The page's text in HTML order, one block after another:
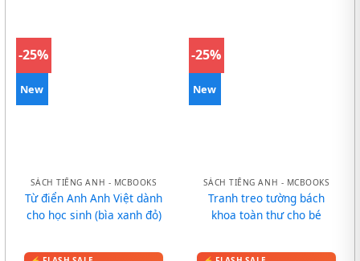
-25%
New
SÁCH TIẾNG ANH - MCBOOKS
Từ điển Anh Anh Việt dành
cho học sinh (bìa xanh đỏ)
-25%
New
SÁCH TIẾNG ANH - MCBOOKS
Tranh treo tường bách
khoa toàn thư cho bé